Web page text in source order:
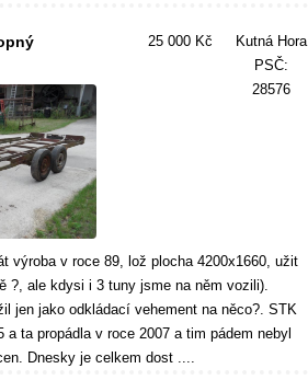
25 000 Kč
Kutná Hora
PSČ:
28576
výroba v roce 89, lož plocha 4200x1660, užit
?, ale kdysi i 3 tuny jsme na něm vozili).
jen jako odkládací vehement na něco?. STK
a ta propádla v roce 2007 a tim pádem nebyl
Dnesky je celkem dost ....